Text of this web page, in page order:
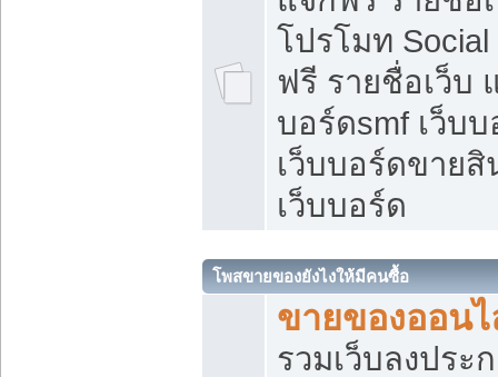
โปรโมท
ฟรี รายชื่อเว็บ
บอร์ดsmf เว็บ
เว็บบอร์ดขาย
เว็บบอร์ด
โพสขายของยังไงให้มีคนซื้อ
ขายของออน
รวมเว็บลงประ